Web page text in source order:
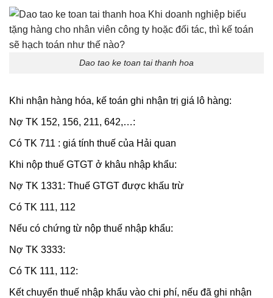
Dao tao ke toan tai thanh hoa
Khi nhận hàng hóa, kế toán ghi nhận trị giá lô hàng:
Nợ TK 152, 156, 211, 642,…:
Có TK 711 : giá tính thuế của Hải quan
Khi nộp thuế GTGT ở khâu nhập khẩu:
Nợ TK 1331: Thuế GTGT được khấu trừ
Có TK 111, 112
Nếu có chứng từ nộp thuế nhập khẩu:
Nợ TK 3333:
Có TK 111, 112:
Kết chuyển thuế nhập khẩu vào chi phí, nếu đã ghi nhận